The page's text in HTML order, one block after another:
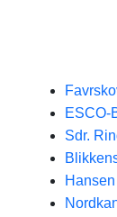
ESCO-
Sdr.